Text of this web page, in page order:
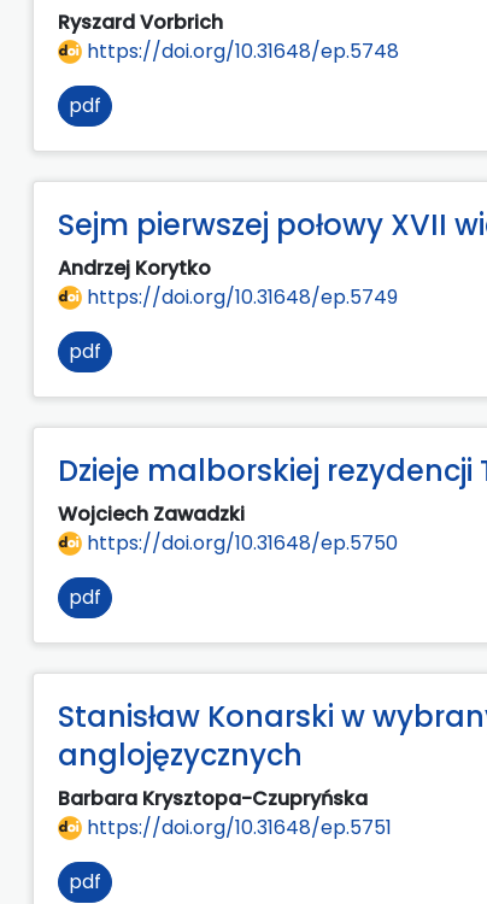
Ryszard Vorbrich
https://doi.org/10.31648/ep.5748
pdf
Sejm pierwszej połowy XVII
Andrzej Korytko
https://doi.org/10.31648/ep.5749
pdf
Dzieje malborskiej rezydencji
Wojciech Zawadzki
https://doi.org/10.31648/ep.5750
pdf
Stanisław Konarski w
anglojęzycznych
Barbara Krysztopa-Czupryńska
https://doi.org/10.31648/ep.5751
pdf